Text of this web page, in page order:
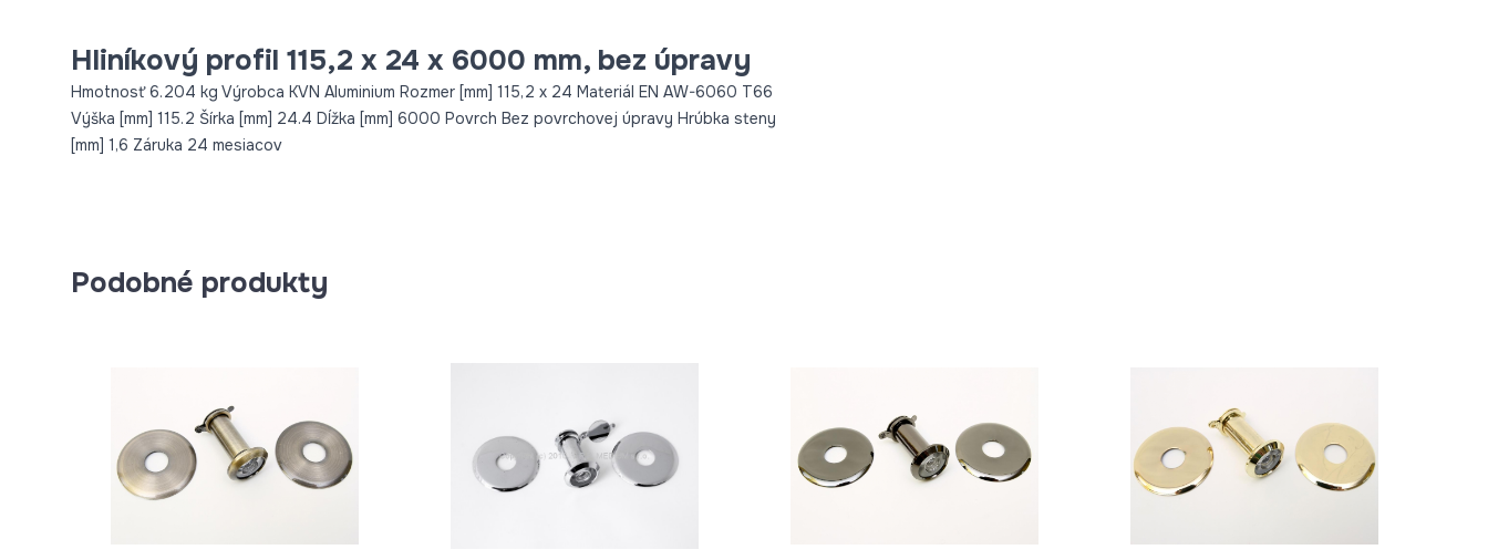
Hliníkový profil 115,2 x 24 x 6000 mm, bez úpravy
Hmotnosť 6.204 kg Výrobca KVN Aluminium Rozmer [mm] 115,2 x 24 Materiál EN AW-6060 T66
Výška [mm] 115.2 Šírka [mm] 24.4 Dĺžka [mm] 6000 Povrch Bez povrchovej úpravy Hrúbka steny
[mm] 1,6 Záruka 24 mesiacov
Podobné produkty